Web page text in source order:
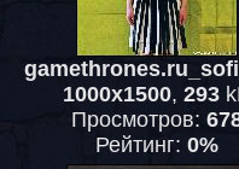
1000x1500, 293
Просмотров:
Рейтинг: 0%